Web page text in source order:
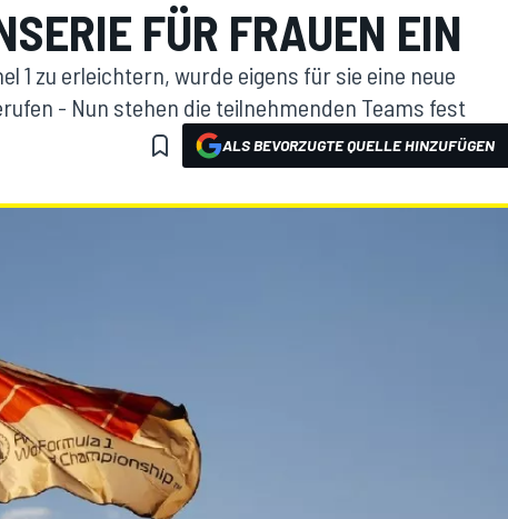
FÜR FRAUEN EIN
1 zu erleichtern, wurde eigens für sie eine neue
- Nun stehen die teilnehmenden Teams fest
ALS BEVORZUGTE QUELLE HINZUFÜGEN